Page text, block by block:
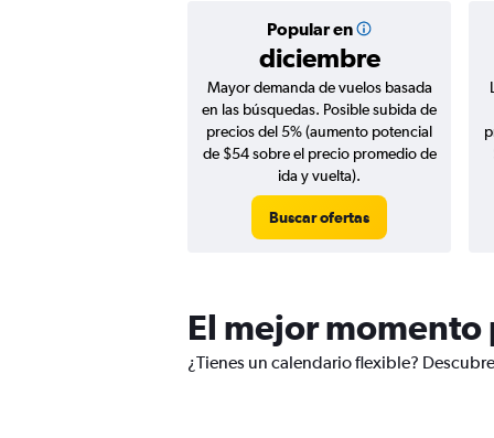
Popular en
diciembre
Mayor demanda de vuelos basada
en las búsquedas. Posible subida de
precios del 5% (aumento potencial
de $54 sobre el precio promedio de
ida y vuelta).
Buscar ofertas
El mejor momento
¿Tienes un calendario flexible?